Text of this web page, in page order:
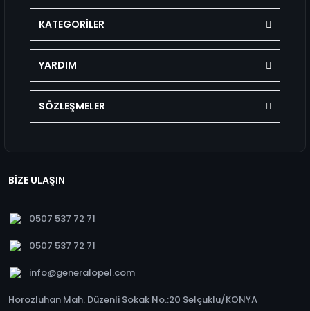
KATEGORİLER
YARDIM
SÖZLEŞMELER
BİZE ULAŞIN
0507 537 72 71
0507 537 72 71
info@generalopel.com
Horozluhan Mah. Düzenli Sokak No.:20 Selçuklu/KONYA